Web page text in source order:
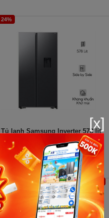
24%
Tủ lạnh Samsung Inverter 578 lít
Side By Side RS57DG410EB4SV
13.660.000đ
18.010.000đ
44%
[x]